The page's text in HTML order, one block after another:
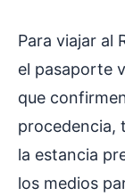
Para viajar al
el pasaporte
que
procedencia,
la estancia
los medios